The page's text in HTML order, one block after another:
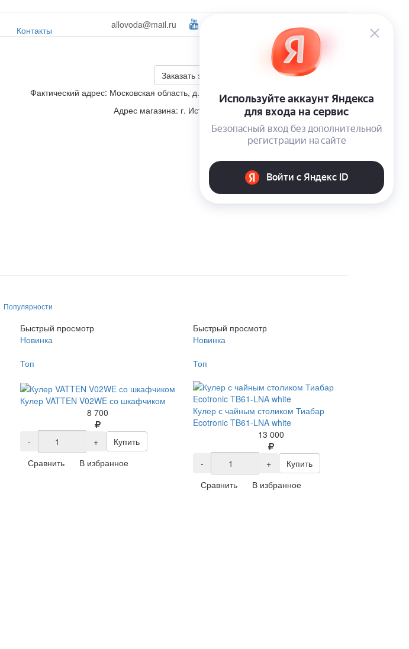
Контакты allovoda@mail.ru Ваш город:Звенигород
+7 (495) 223-46-26
Заказать звонок
Калькулятор скидки
Фактический адрес: Московская область, д. Корсаково, ул. Изумрудная, участок 5
Адрес магазина: г. Истра, п. Пионерский, ул. Школьная, д. 4
Популярности
Быстрый просмотр
Новинка
Топ
Кулер VATTEN V02WE со шкафчиком
8 700
- +
Купить
Сравнить
В избранное
Быстрый просмотр
Новинка
Топ
Кулер с чайным столиком Тиабар
Ecotronic TB61-LNA white
13 000
- +
Купить
Сравнить
В избранное